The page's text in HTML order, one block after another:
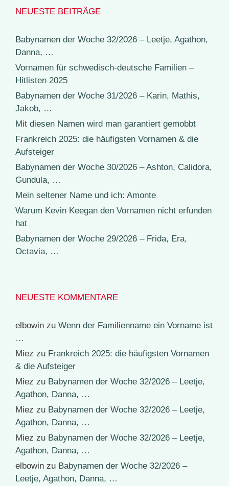
NEUESTE BEITRÄGE
Babynamen der Woche 32/2026 – Leetje, Agathon,
Danna, …
Vornamen für schwedisch-deutsche Familien –
Hitlisten 2025
Babynamen der Woche 31/2026 – Karin, Mathis,
Jakob, …
Mit diesen Namen wird man garantiert gemobbt
Frankreich 2025: die häufigsten Vornamen & die
Aufsteiger
Babynamen der Woche 30/2026 – Ashton, Calidora,
Gundula, …
Mein seltener Name und ich: Amonte
Warum Kevin Keegan den Vornamen nicht erfunden
hat
Babynamen der Woche 29/2026 – Frida, Era,
Octavia, …
NEUESTE KOMMENTARE
elbowin zu Wenn der Familienname ein Vorname ist
…
Miez zu Frankreich 2025: die häufigsten Vornamen
& die Aufsteiger
Miez zu Babynamen der Woche 32/2026 – Leetje,
Agathon, Danna, …
Miez zu Babynamen der Woche 32/2026 – Leetje,
Agathon, Danna, …
Miez zu Babynamen der Woche 32/2026 – Leetje,
Agathon, Danna, …
elbowin zu Babynamen der Woche 32/2026 –
Leetje, Agathon, Danna, …